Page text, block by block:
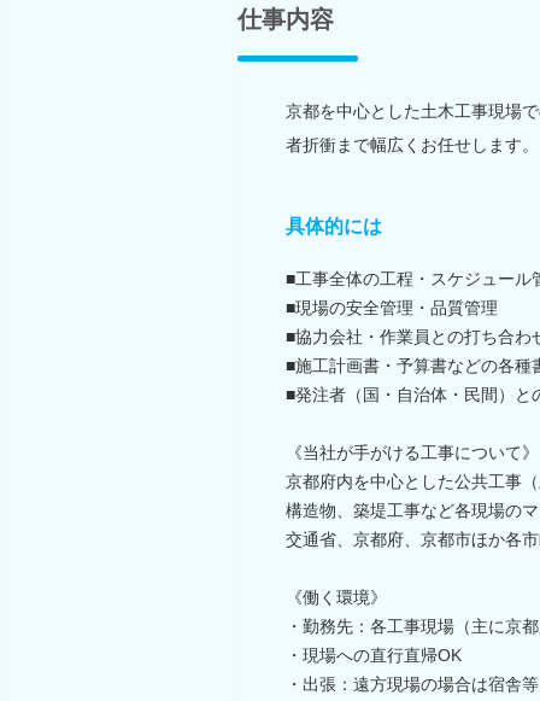
仕事内容
京都を中心とした土木工事現場
者折衝まで幅広くお任せします。
具体的には
■工事全体の工程・スケジュール
■現場の安全管理・品質管理
■協力会社・作業員との打ち合わ
■施工計画書・予算書などの各種
■発注者（国・自治体・民間）と
《当社が手がける工事について》
京都府内を中心とした公共工事
構造物、築堤工事など各現場の
交通省、京都府、京都市ほか各
《働く環境》
・勤務先：各工事現場（主に京
・現場への直行直帰OK
・出張：遠方現場の場合は宿舎